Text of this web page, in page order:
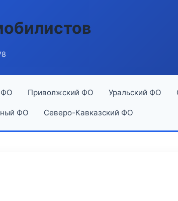
ФО Приволжский ФО Уральский ФО
ФО Северо-Кавказский ФО